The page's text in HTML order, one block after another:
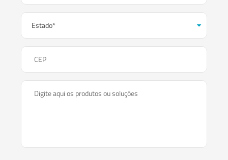
CEP
Digite aqui os produtos ou soluções